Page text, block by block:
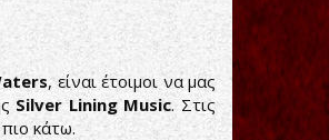
, είναι έτοιμοι να μας
Silver Lining Music. Στις
κάτω.